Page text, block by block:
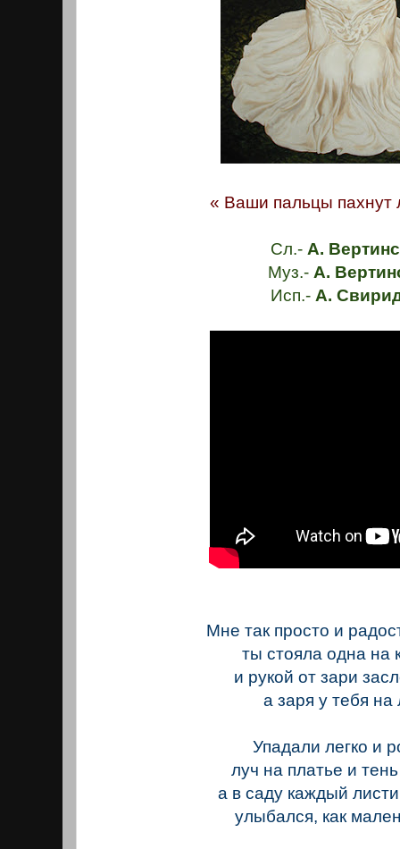
« Ваши пальцы пахнут
Сл.- А.
Муз.- А.
Исп.- А.
Мне так просто и
ты стояла одна на
и рукой от зари
а заря у тебя на
Упадали легко и
луч на платье и
а в саду каждый
улыбался, как